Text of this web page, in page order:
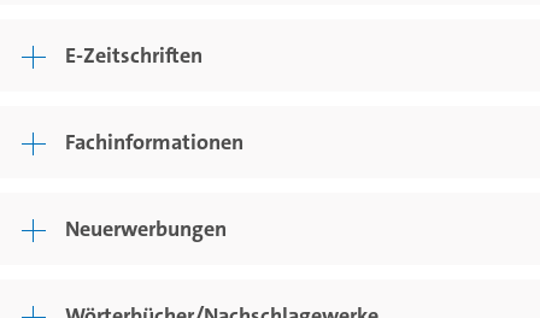
E-Zeitschriften
Fachinformationen
Neuerwerbungen